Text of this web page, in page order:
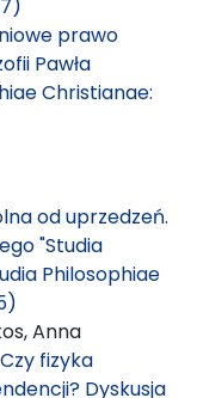
prawo
Pawła
Christianae:
od uprzedzeń.
"Studia
Philosophiae
Anna
Czy fizyka
Dyskusja